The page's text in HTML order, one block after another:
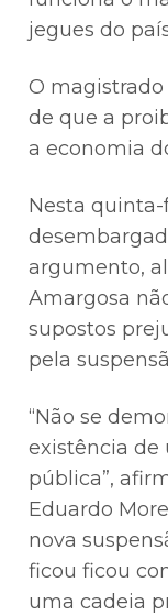
jegues do
O
de que a
a economia
Nesta
argumento,
Amargosa
supostos
pela
“Não se
existência de
pública”,
Eduardo
nova
ficou ficou
uma cadeia